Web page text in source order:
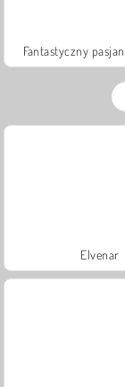
Fantastyczny
Elvenar